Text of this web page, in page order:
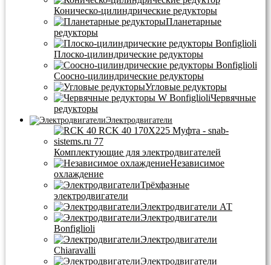
Коническо-цилиндрические редукторы
Планетарные
редукторы
Плоско-цилиндрические редукторы
Соосно-цилиндрические редукторы
Угловые редукторы
Червячные
редукторы
Электродвигатели
Комплектующие для электродвигателей
Независимое
охлаждение
Трёхфазные
электродвигатели
Электродвигатели АТ
Электродвигатели
Bonfiglioli
Электродвигатели
Chiaravalli
Электродвигатели